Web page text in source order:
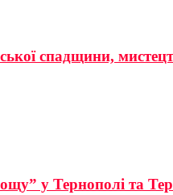
спадщини,
у Тернополі та